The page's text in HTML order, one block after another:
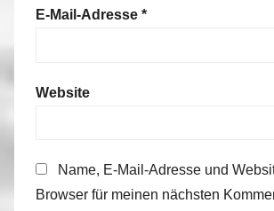
E-Mail-Adresse *
Website
Name, E-Mail-Adresse und
Browser für meinen nächsten